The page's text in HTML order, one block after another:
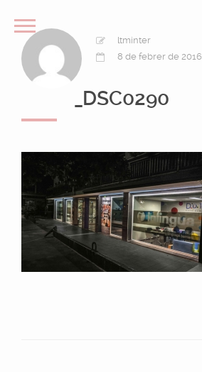
ltminter
8 de febrer de 2016
_DSC0290